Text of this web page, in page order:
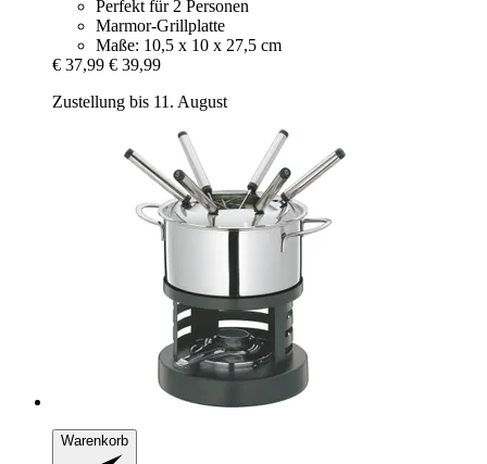
Perfekt für 2 Personen
Marmor-Grillplatte
Maße: 10,5 x 10 x 27,5 cm
€ 37,99 € 39,99
Zustellung bis 11. August
Warenkorb